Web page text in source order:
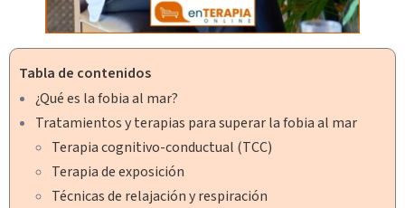
Tabla de contenidos
¿Qué es la fobia al mar?
Tratamientos y terapias para superar la fobia al mar
Terapia cognitivo-conductual (TCC)
Terapia de exposición
Técnicas de relajación y respiración